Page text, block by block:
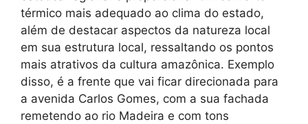
térmico mais adequado ao clima do estado,
além de destacar aspectos da natureza local
em sua estrutura local, ressaltando os pontos
mais atrativos da cultura amazônica. Exemplo
disso, é a frente que vai ficar direcionada para
a avenida Carlos Gomes, com a sua fachada
remetendo ao rio Madeira e com tons